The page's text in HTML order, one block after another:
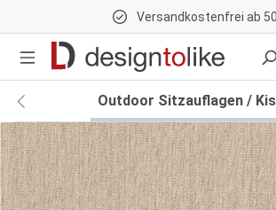
Versandkostenfrei ab
Outdoor Sitzauflagen /
Bildergalerie überspringen